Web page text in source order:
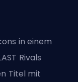
in einem
Rivals
Titel mit